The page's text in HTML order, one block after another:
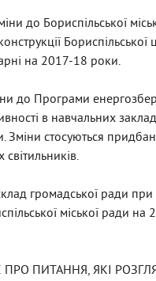
до Бориспільської
Бориспільської
на 2017-18 роки.
до Програми
в навчальних
Зміни стосуються
світильників.
громадської ради
міської ради
ПРО ПИТАННЯ, ЯКІ